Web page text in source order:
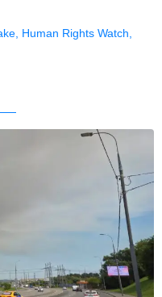
Human Rights Watch